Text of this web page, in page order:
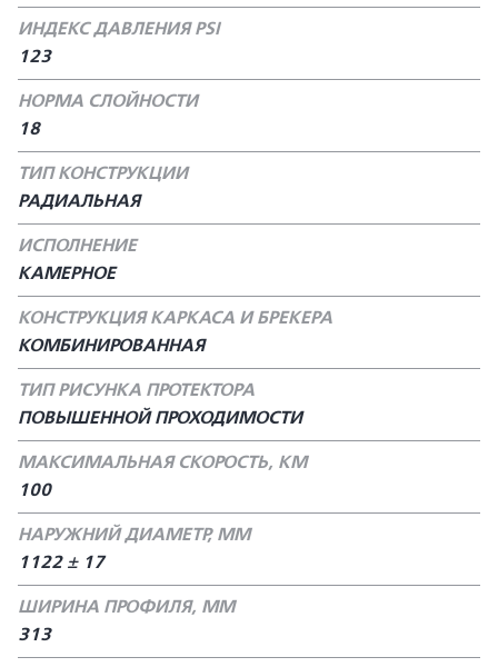
ИНДЕКС ДАВЛЕНИЯ PSI
123
НОРМА СЛОЙНОСТИ
18
ТИП КОНСТРУКЦИИ
РАДИАЛЬНАЯ
ИСПОЛНЕНИЕ
КАМЕРНОЕ
КОНСТРУКЦИЯ КАРКАСА И БРЕКЕРА
КОМБИНИРОВАННАЯ
ТИП РИСУНКА ПРОТЕКТОРА
ПОВЫШЕННОЙ ПРОХОДИМОСТИ
МАКСИМАЛЬНАЯ СКОРОСТЬ, КМ
100
НАРУЖНИЙ ДИАМЕТР, ММ
1122 ± 17
ШИРИНА ПРОФИЛЯ, ММ
313